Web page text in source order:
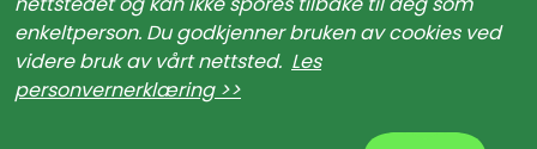
enkeltperson. Du godkjenner bruken av cookies ved
videre bruk av vårt nettsted. Les
personvernerklæring >>